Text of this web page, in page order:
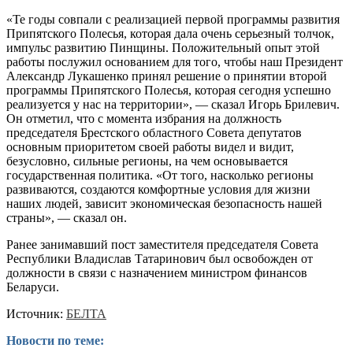
«Те годы совпали с реализацией первой программы развития
Припятского Полесья, которая дала очень серьезный толчок,
импульс развитию Пинщины. Положительный опыт этой
работы послужил основанием для того, чтобы наш Президент
Александр Лукашенко принял решение о принятии второй
программы Припятского Полесья, которая сегодня успешно
реализуется у нас на территории», — сказал Игорь Брилевич.
Он отметил, что с момента избрания на должность
председателя Брестского областного Совета депутатов
основным приоритетом своей работы видел и видит,
безусловно, сильные регионы, на чем основывается
государственная политика. «От того, насколько регионы
развиваются, создаются комфортные условия для жизни
наших людей, зависит экономическая безопасность нашей
страны», — сказал он.
Ранее занимавший пост заместителя председателя Совета
Республики Владислав Татаринович был освобожден от
должности в связи с назначением министром финансов
Беларуси.
Источник: БЕЛТА
Новости по теме: